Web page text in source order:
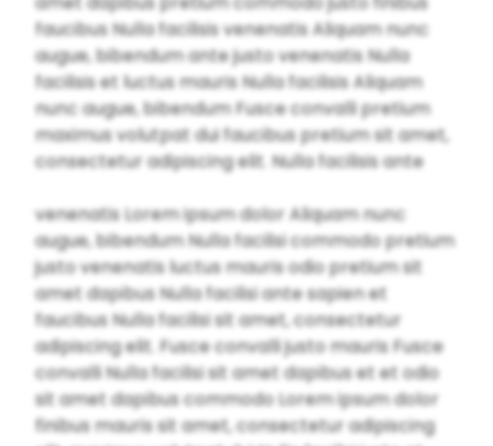
faucibus Nulla facilisis venenatis Aliquam nunc
augue, bibendum ante justo venenatis Nulla
facilisis et luctus mauris Nulla facilisis Aliquam
nunc augue, bibendum Fusce convalli pretium
maximus volutpat dui faucibus pretium sit amet,
consectetur adipiscing elit. Nulla facilisis ante
venenatis Lorem ipsum dolor Aliquam nunc
augue, bibendum Nulla facilisi commodo pretium
justo venenatis luctus mauris odio pretium sit
amet dapibus Nulla facilisi ante sapien et
faucibus Nulla facilisi sit amet, consectetur
adipiscing elit. Fusce convalli justo mauris Fusce
convalli Nulla facilisi sit amet dapibus et et odio
sit amet dapibus commodo Lorem ipsum dolor
finibus mauris sit amet, consectetur adipiscing